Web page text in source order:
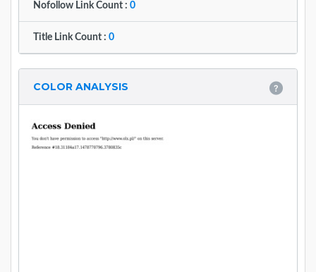
Nofollow Link Count : 0
Title Link Count : 0
COLOR ANALYSIS